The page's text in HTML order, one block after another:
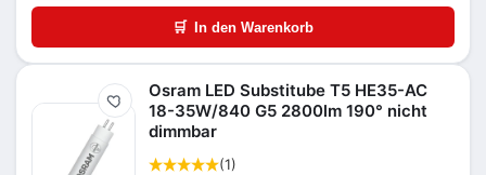
🛒 In den Warenkorb
Merken
Osram LED Substitube T5 HE35-AC
18-35W/840 G5 2800lm 190° nicht
dimmbar
(1)